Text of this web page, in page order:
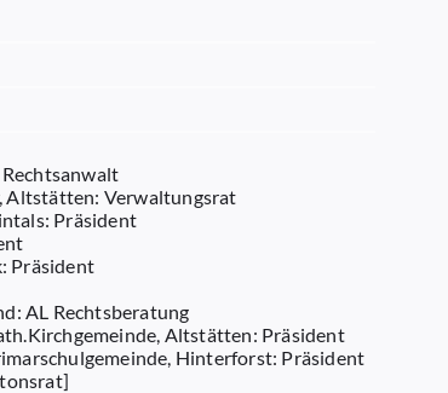
Altstätten: Verwaltungsrat
Präsident
Präsident
AL Rechtsberatung
Altstätten: Präsident
Hinterforst: Präsident